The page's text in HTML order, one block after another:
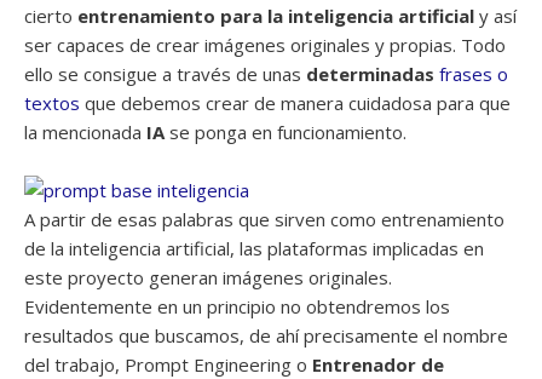
cierto entrenamiento para la inteligencia artificial y así
ser capaces de crear imágenes originales y propias. Todo
ello se consigue a través de unas determinadas frases o
textos que debemos crear de manera cuidadosa para que
la mencionada IA se ponga en funcionamiento.
A partir de esas palabras que sirven como entrenamiento
de la inteligencia artificial, las plataformas implicadas en
este proyecto generan imágenes originales.
Evidentemente en un principio no obtendremos los
resultados que buscamos, de ahí precisamente el nombre
del trabajo, Prompt Engineering o Entrenador de